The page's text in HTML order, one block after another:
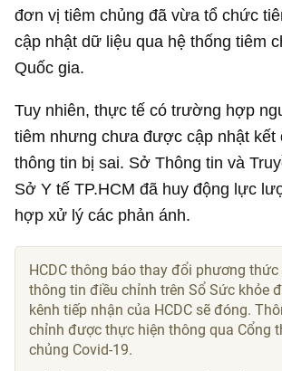
đơn vị tiêm chủng đã vừa tổ chức
cập nhật dữ liệu qua hệ thống tiêm
Quốc gia.
Tuy nhiên, thực tế có trường hợp
tiêm nhưng chưa được cập nhật kết
thông tin bị sai. Sở Thông tin và
Sở Y tế TP.HCM đã huy động lực
hợp xử lý các phản ánh.
HCDC thông báo thay đổi phương thức
thông tin điều chỉnh trên Sổ Sức khỏe
kênh tiếp nhận của HCDC sẽ đóng.
chỉnh được thực hiện thông qua Cổng
chủng Covid-19.